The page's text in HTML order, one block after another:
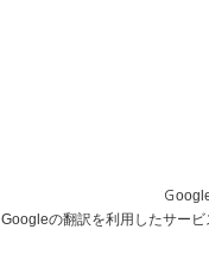
Ｇ
Googleの翻訳を利用したサービ